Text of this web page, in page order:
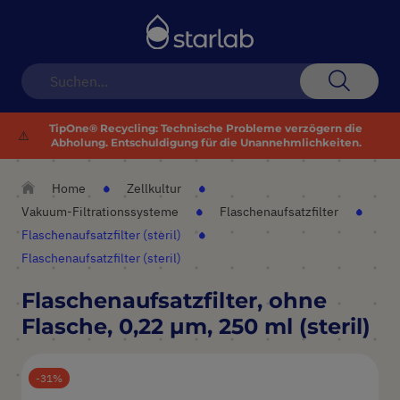
⚠️
TipOne® Recycling: Technische Probleme verzögern die
Abholung. Entschuldigung für die Unannehmlichkeiten.
Home
Zellkultur
Vakuum-Filtrationssysteme
Flaschenaufsatzfilter
Flaschenaufsatzfilter (steril)
Flaschenaufsatzfilter (steril)
Flaschenaufsatzfilter, ohne
Flasche, 0,22 µm, 250 ml (steril)
Zum
31